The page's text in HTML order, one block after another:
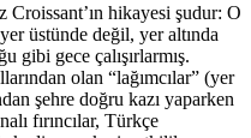
Croissant’ın hikayesi şudur: O
üstünde değil, yer altında
gibi gece çalışırlarmış.
olan “lağımcılar” (yer
şehre doğru kazı yaparken
fırıncılar, Türkçe